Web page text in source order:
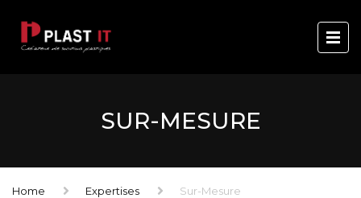
SUR-MESURE
Home Expertises Sur-Mesure